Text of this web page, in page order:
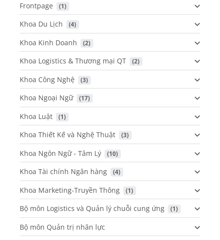
Frontpage (1)
Khoa Du Lịch (4)
Khoa Kinh Doanh (2)
Khoa Logistics & Thương mại QT (2)
Khoa Công Nghệ (3)
Khoa Ngoại Ngữ (17)
Khoa Luật (1)
Khoa Thiết Kế và Nghệ Thuật (3)
Khoa Ngôn Ngữ - Tâm Lý (10)
Khoa Tài chính Ngân hàng (4)
Khoa Marketing-Truyền Thông (1)
Bộ môn Logistics và Quản lý chuỗi cung ứng (1)
Bộ môn Quản trị nhân lực